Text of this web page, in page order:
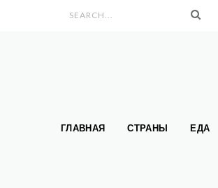
ГЛАВНАЯ СТРАНЫ ЕДА